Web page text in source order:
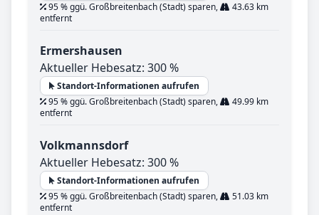
95 % ggü. Großbreitenbach (Stadt) sparen,
43.63 km
entfernt
Ermershausen
Aktueller Hebesatz: 300 %
Standort-Informationen aufrufen
95 % ggü. Großbreitenbach (Stadt) sparen,
49.99 km
entfernt
Volkmannsdorf
Aktueller Hebesatz: 300 %
Standort-Informationen aufrufen
95 % ggü. Großbreitenbach (Stadt) sparen,
51.03 km
entfernt